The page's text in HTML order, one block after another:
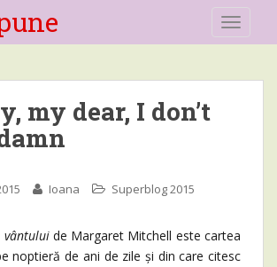
my dear, I don’t
Ioana Superblog 2015
de Margaret Mitchell este cartea
noptieră de ani de zile și din care citesc